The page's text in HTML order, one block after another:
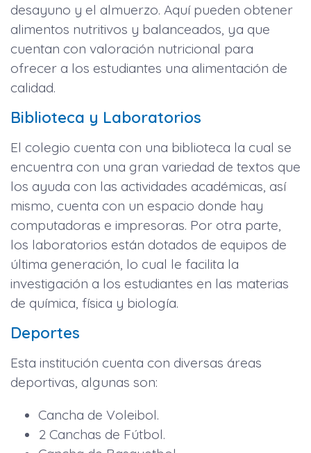
desayuno y el almuerzo. Aquí pueden obtener
alimentos nutritivos y balanceados, ya que
cuentan con valoración nutricional para
ofrecer a los estudiantes una alimentación de
calidad.
Biblioteca y Laboratorios
El colegio cuenta con una biblioteca la cual se
encuentra con una gran variedad de textos que
los ayuda con las actividades académicas, así
mismo, cuenta con un espacio donde hay
computadoras e impresoras. Por otra parte,
los laboratorios están dotados de equipos de
última generación, lo cual le facilita la
investigación a los estudiantes en las materias
de química, física y biología.
Deportes
Esta institución cuenta con diversas áreas
deportivas, algunas son:
Cancha de Voleibol.
2 Canchas de Fútbol.